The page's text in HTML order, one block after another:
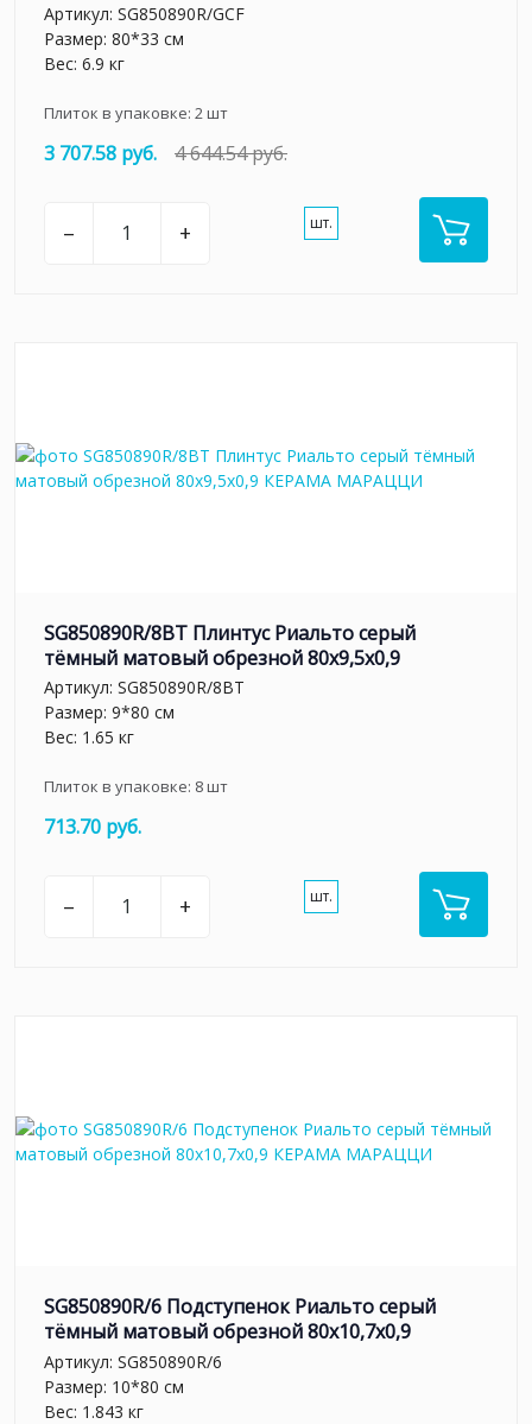
Артикул: SG850890R/GCF
Размер: 80*33 см
Вес: 6.9 кг
Плиток в упаковке: 2шт
3 707.58 руб. 4 644.54 руб.
– + шт.
SG850890R/8BT Плинтус Риальто серый
тёмный матовый обрезной 80x9,5x0,9
Артикул: SG850890R/8BT
Размер: 9*80 см
Вес: 1.65 кг
Плиток в упаковке: 8шт
713.70 руб.
– + шт.
SG850890R/6 Подступенок Риальто серый
тёмный матовый обрезной 80x10,7x0,9
Артикул: SG850890R/6
Размер: 10*80 см
Вес: 1.843 кг